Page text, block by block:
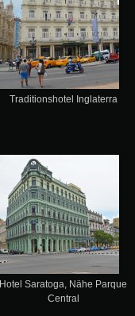
Traditionshotel Inglaterra
Hotel Saratoga, Nähe Parque
Central